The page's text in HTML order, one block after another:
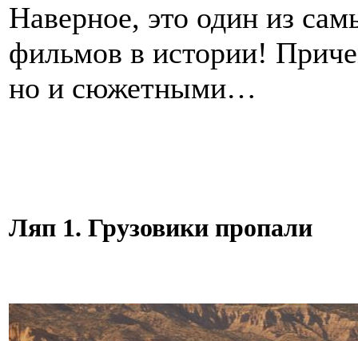
Наверное, это один из
фильмов в истории!
но и сюжетными…
Ляп 1. Грузовики пропали